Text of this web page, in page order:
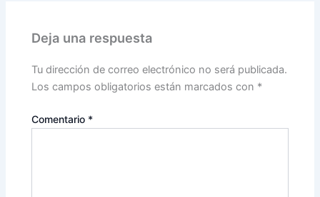
Deja una respuesta
Tu dirección de correo electrónico no será publicada.
Los campos obligatorios están marcados con *
Comentario *